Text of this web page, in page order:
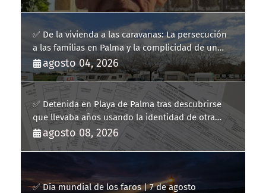
✅ De la vivienda a las caravanas: La persecución
a las familias en Palma y la complicidad de un
fracaso heredado
agosto 04, 2026
✅ Detenida en Playa de Palma tras descubrirse
que llevaba años usando la identidad de otra
persona
agosto 08, 2026
✅ Día mundial de los faros | 7 de agosto